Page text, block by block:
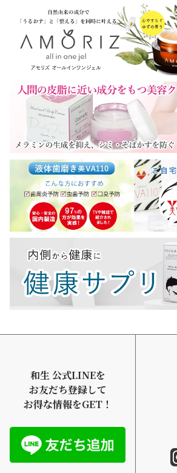
和生 公式LINEを
お友だち登録して
お得な情報をGET！